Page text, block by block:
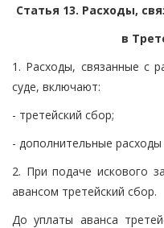
Статья 13. Расходы,
в
1. Расходы, связанные с
суде, включают:
- третейский сбор;
- дополнительные расходы
2. При подаче искового
авансом третейский сбор.
До уплаты аванса